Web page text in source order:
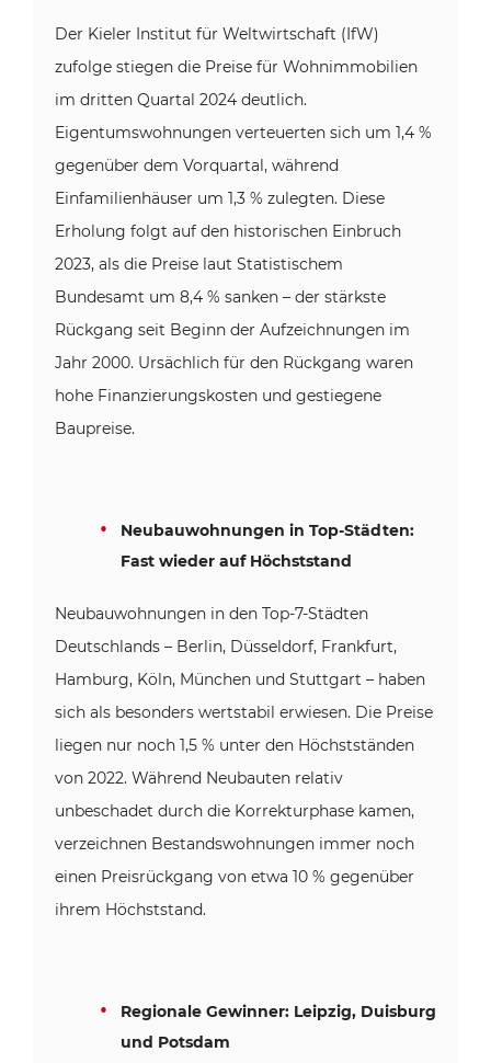
Der Kieler Institut für Weltwirtschaft (IfW)
zufolge stiegen die Preise für Wohnimmobilien
im dritten Quartal 2024 deutlich.
Eigentumswohnungen verteuerten sich um 1,4 %
gegenüber dem Vorquartal, während
Einfamilienhäuser um 1,3 % zulegten. Diese
Erholung folgt auf den historischen Einbruch
2023, als die Preise laut Statistischem
Bundesamt um 8,4 % sanken – der stärkste
Rückgang seit Beginn der Aufzeichnungen im
Jahr 2000. Ursächlich für den Rückgang waren
hohe Finanzierungskosten und gestiegene
Baupreise.
Neubauwohnungen in Top-Städten:
Fast wieder auf Höchststand
Neubauwohnungen in den Top-7-Städten
Deutschlands – Berlin, Düsseldorf, Frankfurt,
Hamburg, Köln, München und Stuttgart – haben
sich als besonders wertstabil erwiesen. Die Preise
liegen nur noch 1,5 % unter den Höchstständen
von 2022. Während Neubauten relativ
unbeschadet durch die Korrekturphase kamen,
verzeichnen Bestandswohnungen immer noch
einen Preisrückgang von etwa 10 % gegenüber
ihrem Höchststand.
Regionale Gewinner: Leipzig, Duisburg
und Potsdam